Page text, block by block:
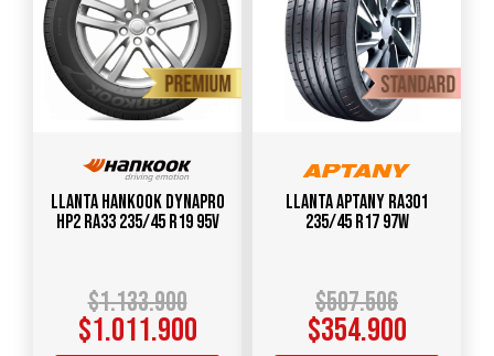
Llanta HANKOOK Dynapro
HP2 RA33 235/45 R19 95V
$1.133.900
$1.011.900
Llanta APTANY RA301
235/45 R17 97W
$507.506
$354.900